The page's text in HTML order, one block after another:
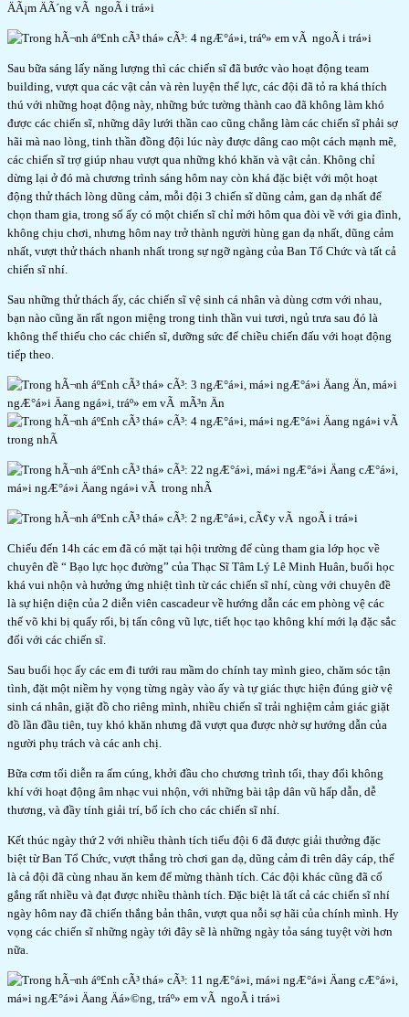
Sau bữa sáng lấy năng lượng thì các chiến sĩ đã bước vào hoạt động team
building, vượt qua các vật cản và rèn luyện thể lực, các đội đã tỏ ra khá thích
thú với những hoạt động này, những bức tường thành cao đã không làm khó
được các chiến sĩ, những dây lưới thần cao cũng chẳng làm các chiến sĩ phải sợ
hãi mà nao lòng, tinh thần đồng đội lúc này được dâng cao một cách mạnh mẽ,
các chiến sĩ trợ giúp nhau vượt qua những khó khăn và vật cản. Không chỉ
dừng lại ở đó mà chương trình sáng hôm nay còn khá đặc biệt với một hoạt
động thử thách lòng dũng cảm, mỗi đội 3 chiến sĩ dũng cảm, gan dạ nhất để
chọn tham gia, trong số ấy có một chiến sĩ chỉ mới hôm qua đòi về với gia đình,
không chịu chơi, nhưng hôm nay trở thành người hùng gan dạ nhất, dũng cảm
nhất, vượt thử thách nhanh nhất trong sự ngỡ ngàng của Ban Tổ Chức và tất cả
chiến sĩ nhí.
Sau những thử thách ấy, các chiến sĩ vệ sinh cá nhân và dùng cơm với nhau,
bạn nào cũng ăn rất ngon miệng trong tinh thần vui tươi, ngủ trưa sau đó là
không thể thiếu cho các chiến sĩ, dưỡng sức để chiều chiến đấu với hoạt động
tiếp theo.
Chiếu đến 14h các em đã có mặt tại hội trường để cùng tham gia lớp học về
chuyên đề “ Bạo lực học đường” của Thạc Sĩ Tâm Lý Lê Minh Huân, buổi học
khá vui nhộn và hưởng ứng nhiệt tình từ các chiến sĩ nhí, cùng với chuyên đề
là sự hiện diện của 2 diễn viên cascadeur về hướng dẫn các em phòng vệ các
thế võ khi bị quấy rối, bị tấn công vũ lực, tiết học tạo không khí mới lạ đặc sắc
đối với các chiến sĩ.
Sau buổi học ấy các em đi tưới rau mầm do chính tay mình gieo, chăm sóc tận
tình, đặt một niềm hy vọng từng ngày vào ấy và tự giác thực hiện đúng giờ vệ
sinh cá nhân, giặt đồ cho riêng mình, nhiều chiến sĩ trải nghiệm cảm giác giặt
đồ lần đầu tiên, tuy khó khăn nhưng đã vượt qua được nhờ sự hướng dẫn của
người phụ trách và các anh chị.
Bữa cơm tối diễn ra ấm cúng, khởi đầu cho chương trình tối, thay đổi không
khí với hoạt động âm nhạc vui nhộn, với những bài tập dân vũ hấp dẫn, dễ
thương, và đầy tính giải trí, bổ ích cho các chiến sĩ nhí.
Kết thúc ngày thứ 2 với nhiều thành tích tiểu đội 6 đã được giải thưởng đặc
biệt từ Ban Tổ Chức, vượt thắng trò chơi gan dạ, dũng cảm đi trên dây cáp, thế
là cả đội đã cùng nhau ăn kem để mừng thành tích. Các đội khác cũng đã cố
gắng rất nhiều và đạt được nhiều thành tích. Đặc biệt là tất cả các chiến sĩ nhí
ngày hôm nay đã chiến thắng bản thân, vượt qua nỗi sợ hãi của chính mình. Hy
vọng các chiến sĩ những ngày tới đây sẽ là những ngày tỏa sáng tuyệt vời hơn
nữa.